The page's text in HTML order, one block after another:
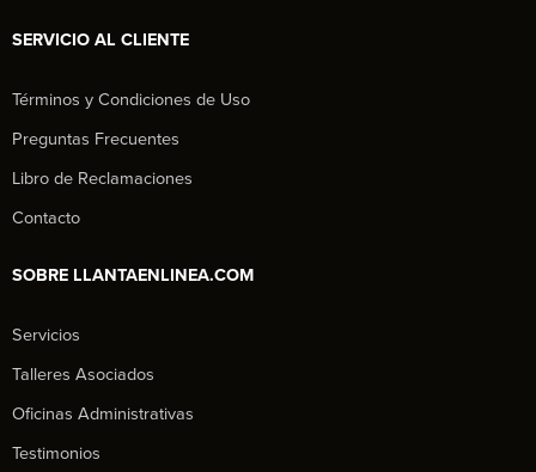
SERVICIO AL CLIENTE
Términos y Condiciones de Uso
Preguntas Frecuentes
Libro de Reclamaciones
Contacto
SOBRE LLANTAENLINEA.COM
Servicios
Talleres Asociados
Oficinas Administrativas
Testimonios